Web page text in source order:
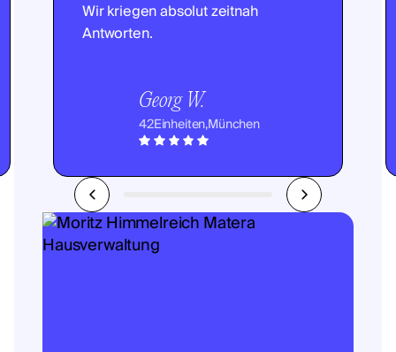
Wir kriegen absolut zeitnah
Antworten.
Georg W.
42Einheiten,München